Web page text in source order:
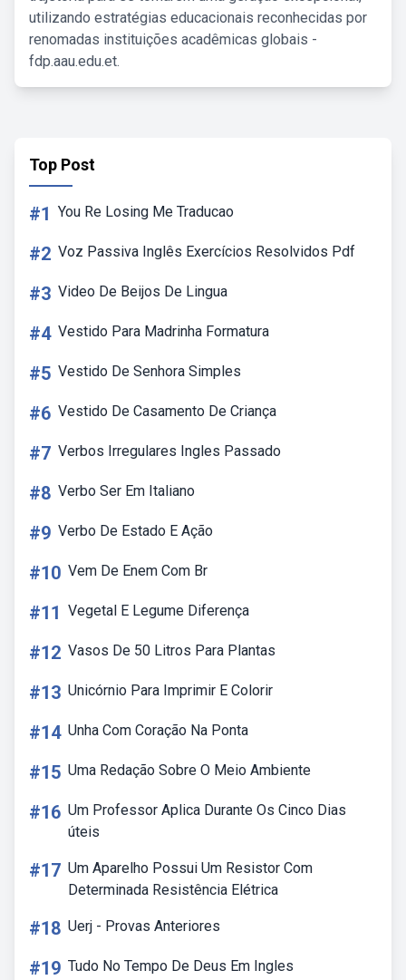
utilizando estratégias educacionais reconhecidas por
renomadas instituições acadêmicas globais -
fdp.aau.edu.et.
Top Post
#1 You Re Losing Me Traducao
#2 Voz Passiva Inglês Exercícios Resolvidos Pdf
#3 Video De Beijos De Lingua
#4 Vestido Para Madrinha Formatura
#5 Vestido De Senhora Simples
#6 Vestido De Casamento De Criança
#7 Verbos Irregulares Ingles Passado
#8 Verbo Ser Em Italiano
#9 Verbo De Estado E Ação
#10 Vem De Enem Com Br
#11 Vegetal E Legume Diferença
#12 Vasos De 50 Litros Para Plantas
#13 Unicórnio Para Imprimir E Colorir
#14 Unha Com Coração Na Ponta
#15 Uma Redação Sobre O Meio Ambiente
#16 Um Professor Aplica Durante Os Cinco Dias
úteis
#17 Um Aparelho Possui Um Resistor Com
Determinada Resistência Elétrica
#18 Uerj - Provas Anteriores
#19 Tudo No Tempo De Deus Em Ingles